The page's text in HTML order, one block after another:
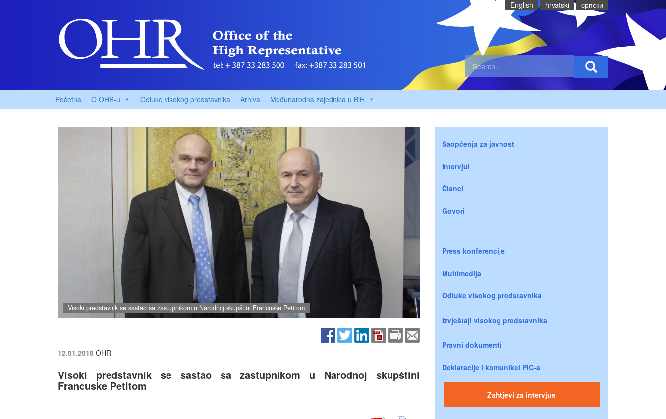
English hrvatski cрпски
Početna O OHR-u Odluke visokog predstavnika Arhiva Međunarodna zajednica u BiH
Visoki predstavnik se sastao sa zastupnikom u Narodnoj skupštini Francuske Petitom
12.01.2018 OHR
Visoki predstavnik se sastao sa zastupnikom u Narodnoj skupštini
Francuske Petitom
Saopćenja za javnost
Intervjui
Članci
Govori
Press konferencije
Multimedija
Odluke visokog predstavnika
Izvještaji visokog predstavnika
Pravni dokumenti
Deklaracije i komunikei PIC-a
Zahtjevi za intervjue